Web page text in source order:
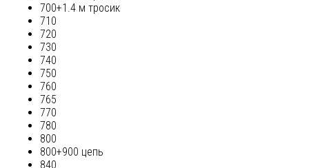
700+1.4 м тросик
710
720
730
740
750
760
765
770
780
800
800+900 цепь
840